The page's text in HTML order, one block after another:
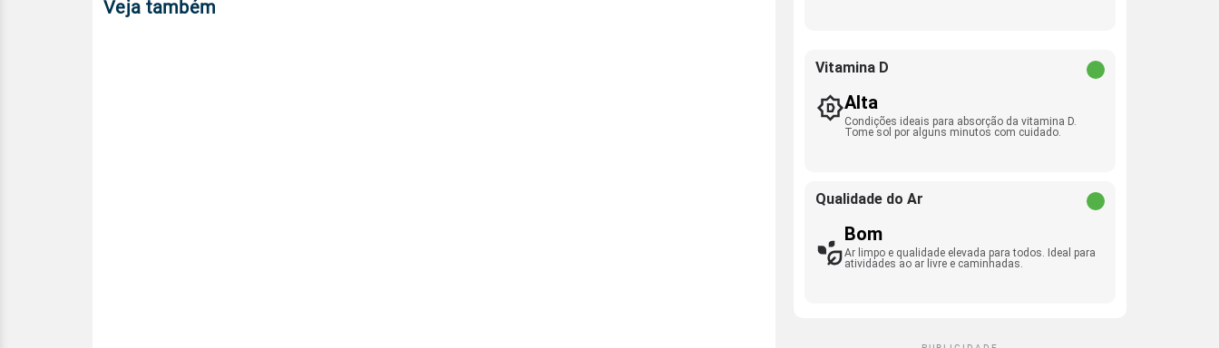
Veja também
Vitamina D
Alta
Condições ideais para absorção da vitamina D.
Tome sol por alguns minutos com cuidado.
Qualidade do Ar
Bom
Ar limpo e qualidade elevada para todos. Ideal para
atividades ao ar livre e caminhadas.